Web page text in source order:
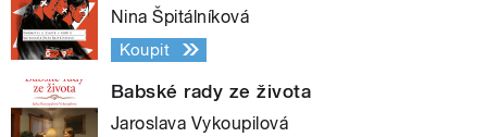
Nina Špitálníková
Koupit
Babské rady ze života
Jaroslava Vykoupilová